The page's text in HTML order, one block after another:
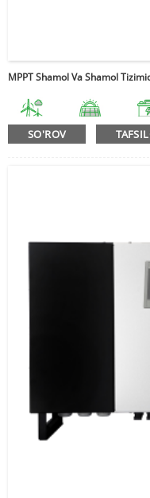
MPPT Shamol Va Shamol
SO'ROV